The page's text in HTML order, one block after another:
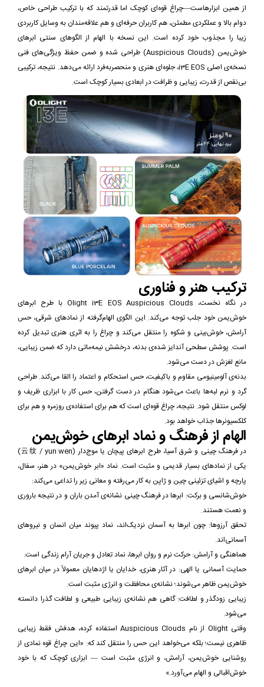
از همین ابزارهاست—چراغ قوه‌ای کوچک اما قدرتمند که با ترکیب طراحی خاص،
دوام بالا و عملکردی مطمئن، هم کاربران حرفه‌ای و هم علاقه‌مندان به وسایل کاربردی
زیبا را مجذوب خود کرده است. این نسخه با الهام از الگوهای سنتی ابرهای
خوش‌یمن (Auspicious Clouds) طراحی شده و ضمن حفظ ویژگی‌های فنی
نسخه‌ی اصلی i3E EOS، جلوه‌ای هنری و منحصربه‌فرد ارائه می‌دهد. نتیجه، ترکیبی
بی‌نقص از قدرت، زیبایی و ظرافت در ابعادی بسیار کوچک است.
ترکیب هنر و فناوری
در نگاه نخست، Olight i3E EOS Auspicious Clouds با طرح ابرهای
خوش‌یمن خود جلب توجه می‌کند. این الگوی الهام‌گرفته از نمادهای شرقی، حس
آرامش، خوش‌بینی و شکوه را منتقل می‌کند و چراغ را به اثری هنری تبدیل کرده
است. پوشش سطحی آندایز شده‌ی بدنه، درخشش نیمه‌ماتی دارد که ضمن زیبایی،
مانع لغزش در دست می‌شود.
بدنه‌ی آلومینیومی مقاوم و باکیفیت، حس استحکام و اعتماد را القا می‌کند. طراحی
گرد و نرم لبه‌ها باعث می‌شود هنگام در دست گرفتن، حس کار با ابزاری ظریف و
لوکس منتقل شود. نتیجه، چراغ قوه‌ای است که هم برای استفاده‌ی روزمره و هم برای
کلکسیونرها جذاب خواهد بود.
الهام از فرهنگ و نماد ابرهای خوش‌یمن
در فرهنگ چینی و شرق آسیا، طرح ابرهای پیچان یا موج‌دار (云纹 / yun wen)
یکی از نمادهای بسیار قدیمی و مثبت است. نماد «ابر خوش‌یمن» در هنر، سفال،
پارچه و اشیای تزئینی چین و ژاپن به کار می‌رفته و معانی زیر را تداعی می‌کند:
خوش‌شانسی و برکت: ابرها در فرهنگ چینی نشانه‌ی آمدن باران و در نتیجه باروری
و نعمت هستند.
تحقق آرزوها: چون ابرها به آسمان نزدیک‌اند، نماد پیوند میان انسان و نیروهای
آسمانی‌اند.
هماهنگی و آرامش: حرکت نرم و روان ابرها، نماد تعادل و جریان آرام زندگی است.
حمایت آسمانی یا الهی: در آثار هنری، خدایان یا اژدهایان معمولاً در میان ابرهای
خوش‌یمن ظاهر می‌شوند؛ نشانه‌ی محافظت و انرژی مثبت است.
زیبایی زودگذر و لطافت: گاهی هم نشانه‌ی زیبایی طبیعی و لطافت گذرا دانسته
می‌شود.
وقتی Olight از نام Auspicious Clouds استفاده کرده، هدفش فقط زیبایی
ظاهری نیست؛ بلکه می‌خواهد این حس را منتقل کند که: «این چراغ قوه نمادی از
روشنایی خوش‌یمن، آرامش، و انرژی مثبت است — ابزاری کوچک که با خود
خوش‌اقبالی و الهام می‌آورد.»